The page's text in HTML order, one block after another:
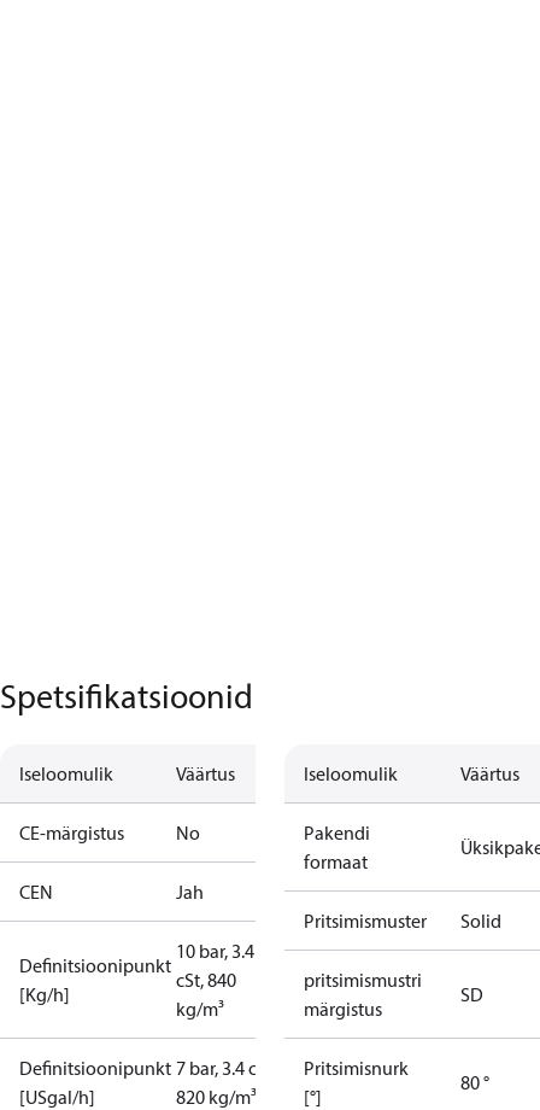
Spetsifikatsioonid
Iseloomulik Väärtus
CE-märgistus No
CEN Jah
Definitsioonipunkt
[Kg/h]
10 bar, 3.4
cSt, 840
kg/m³
Definitsioonipunkt
[USgal/h]
7 bar, 3.4 cSt,
820 kg/m³
Iseloomulik Väärtus
Pakendi
formaat
Pritsimismuster Solid
pritsimismustri
märgistus
SD
Pritsimisnurk
[°]
80 °